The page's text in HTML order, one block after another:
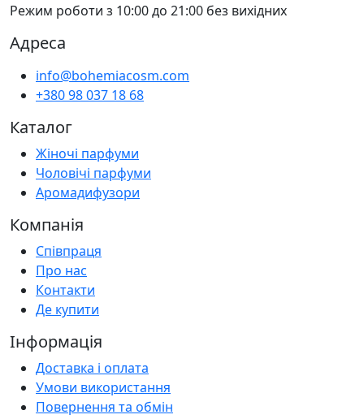
Режим роботи з 10:00 до 21:00 без вихідних
Адреса
info@bohemiacosm.com
+380 98 037 18 68
Каталог
Жіночі парфуми
Чоловічі парфуми
Аромадифузори
Компанія
Співпраця
Про нас
Контакти
Де купити
Інформація
Доставка і оплата
Умови використання
Повернення та обмін